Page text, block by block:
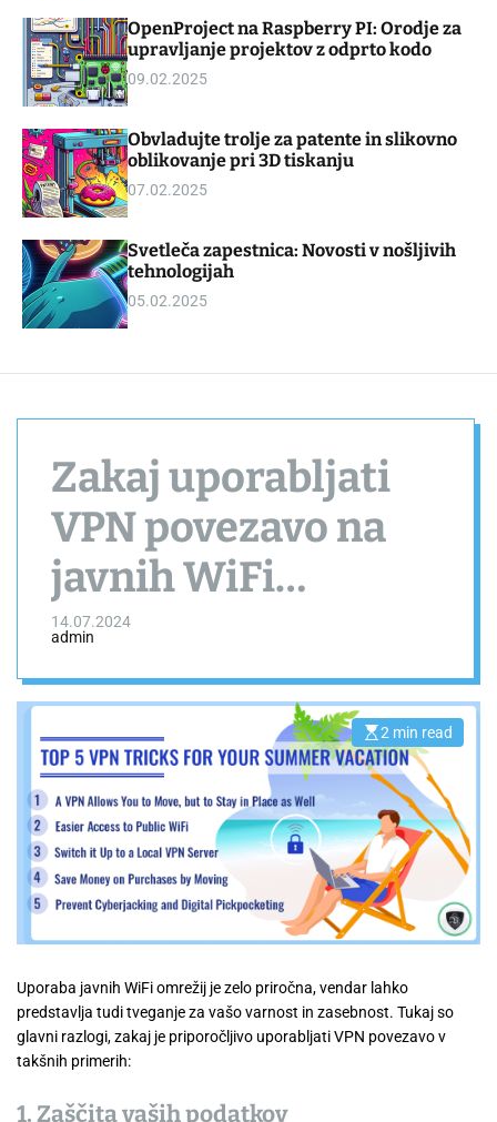
g
e
t
o
d
OpenProject na Raspberry PI: Orodje za
upravljanje projektov z odprto kodo
09.02.2025
Obvladujte trolje za patente in slikovno
oblikovanje pri 3D tiskanju
07.02.2025
Svetleča zapestnica: Novosti v nošljivih
tehnologijah
05.02.2025
Zakaj uporabljati
VPN povezavo na
javnih WiFi
omrežjih, posebej v
tujini
14.07.2024
admin
E
s
t
i
m
a
t
e
d
r
d
t
e
2 min read
Uporaba javnih WiFi omrežij je zelo priročna, vendar lahko
predstavlja tudi tveganje za vašo varnost in zasebnost. Tukaj so
glavni razlogi, zakaj je priporočljivo uporabljati VPN povezavo v
takšnih primerih:
1. Zaščita vaših podatkov